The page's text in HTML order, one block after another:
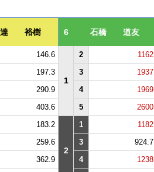
達 裕樹 6 石橋 道友
146.6
1
2
1162
197.3 3
1937
290.9 4
1969
403.6 5 2600
183.2
2
1
1182
259.6 3
924.7
362.9 4
1238